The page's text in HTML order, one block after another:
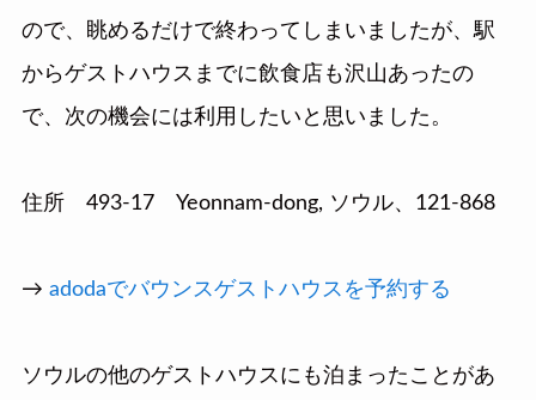
ので、眺めるだけで終わってしまいましたが、駅
からゲストハウスまでに飲食店も沢山あったの
で、次の機会には利用したいと思いました。
住所 493-17 Yeonnam-dong, ソウル、121-868
→ adodaでバウンスゲストハウスを予約する
ソウルの他のゲストハウスにも泊まったことがあ